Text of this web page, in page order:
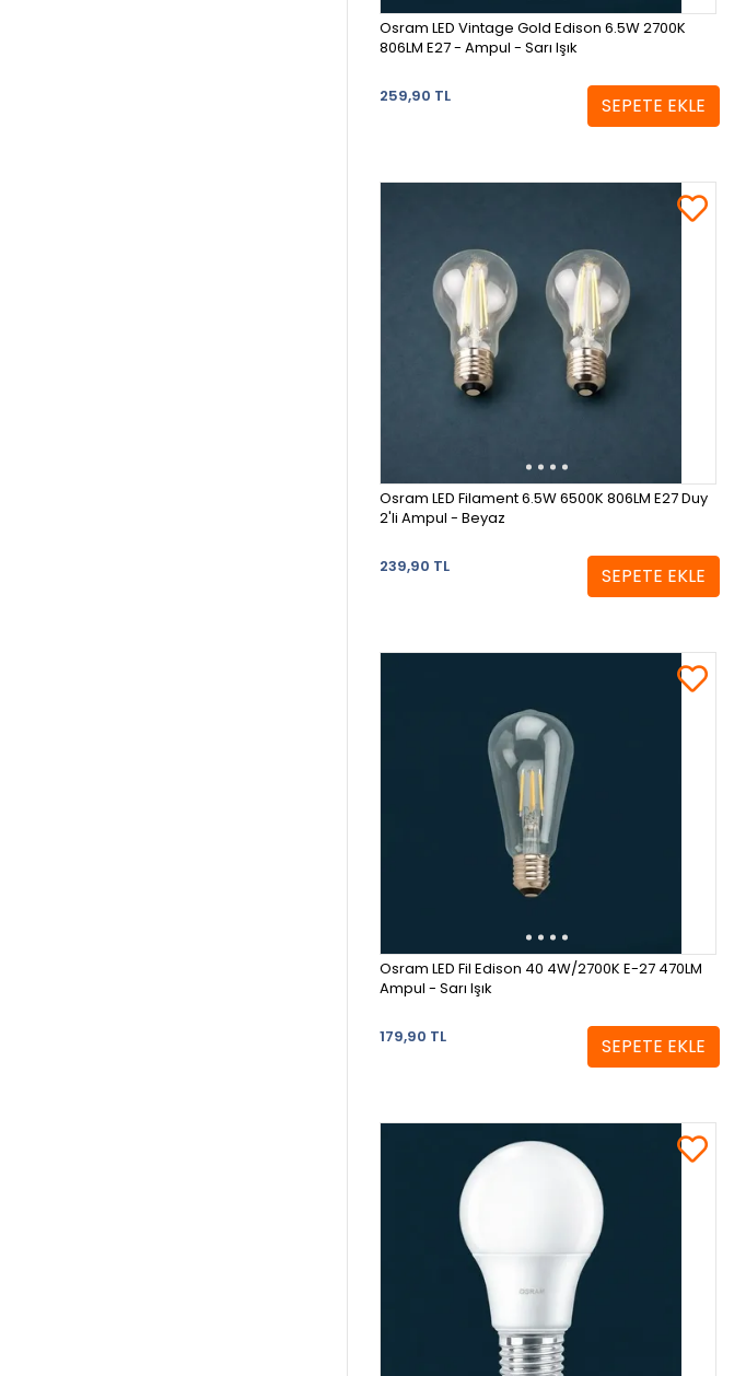
Osram LED Vintage Gold Edison 6.5W 2700K
806LM E27 - Ampul - Sarı Işık
259,90 TL SEPETE EKLE
Osram LED Filament 6.5W 6500K 806LM E27 Duy
2'li Ampul - Beyaz
239,90 TL SEPETE EKLE
Osram LED Fil Edison 40 4W/2700K E-27 470LM
Ampul - Sarı Işık
179,90 TL SEPETE EKLE